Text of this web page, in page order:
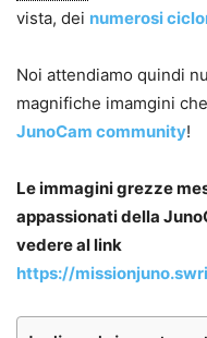
vista, dei numerosi
Noi attendiamo quindi
magnifiche imamgini
JunoCam community!
Le immagini grezze
appassionati della
vedere al link
https://